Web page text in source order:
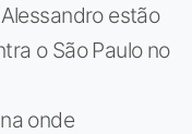
estão
o São Paulo no
onde